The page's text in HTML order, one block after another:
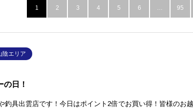
1 2 3 4 5 6 … 95
陰エリア
の日！
釣具出雲店です！今日はポイント2倍でお買い得！皆様のお